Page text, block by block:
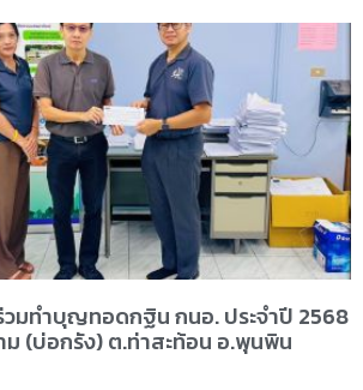
มทำบุญทอดกฐิน กนอ. ประจำปี 2568
(บ่อกรัง) ต.ท่าสะท้อน อ.พุนพิน